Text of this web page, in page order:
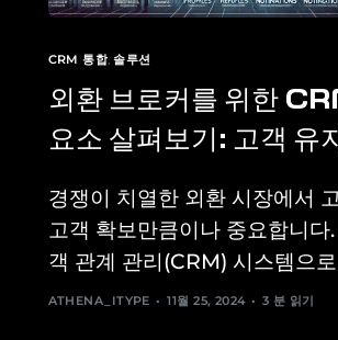
CRM 통합,솔루션
외환 브로커를 위한
요소 살펴보기: 고객 유
경쟁이 치열한 외환 시장에서
고객 확보만큼이나 중요합니다
객 관계 관리(CRM) 시스템으
ATHENA_ITYPE 11월 25, 2024 3 분 읽기